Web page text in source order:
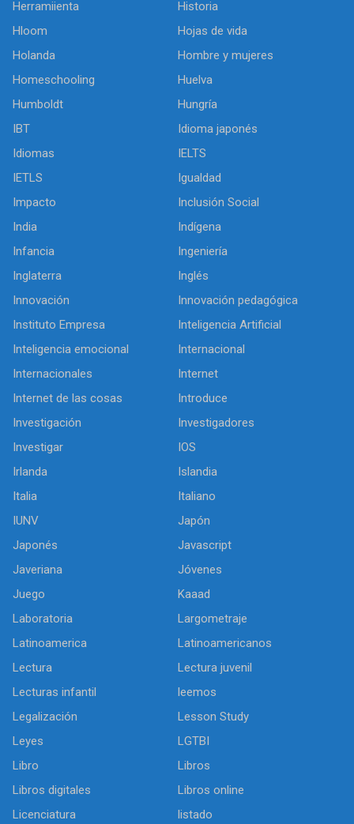
Herramiienta
Historia
Hloom
Hojas de vida
Holanda
Hombre y mujeres
Homeschooling
Huelva
Humboldt
Hungría
IBT
Idioma japonés
Idiomas
IELTS
IETLS
Igualdad
Impacto
Inclusión Social
India
Indígena
Infancia
Ingeniería
Inglaterra
Inglés
Innovación
Innovación pedagógica
Instituto Empresa
Inteligencia Artificial
Inteligencia emocional
Internacional
Internacionales
Internet
Internet de las cosas
Introduce
Investigación
Investigadores
Investigar
IOS
Irlanda
Islandia
Italia
Italiano
IUNV
Japón
Japonés
Javascript
Javeriana
Jóvenes
Juego
Kaaad
Laboratoria
Largometraje
Latinoamerica
Latinoamericanos
Lectura
Lectura juvenil
Lecturas infantil
leemos
Legalización
Lesson Study
Leyes
LGTBI
Libro
Libros
Libros digitales
Libros online
Licenciatura
listado